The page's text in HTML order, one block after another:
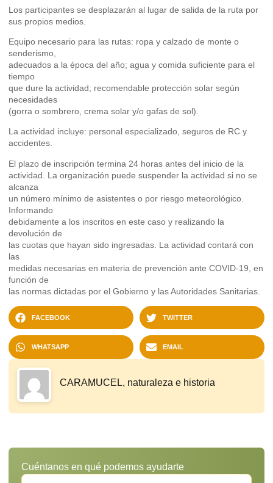
Los participantes se desplazarán al lugar de salida de la ruta por
sus propios medios.
Equipo necesario para las rutas: ropa y calzado de monte o
senderismo,
adecuados a la época del año; agua y comida suficiente para el
tiempo
que dure la actividad; recomendable protección solar según
necesidades
(gorra o sombrero, crema solar y/o gafas de sol).
La actividad incluye: personal especializado, seguros de RC y
accidentes.
El plazo de inscripción termina 24 horas antes del inicio de la
actividad. La organización puede suspender la actividad si no se
alcanza
un número mínimo de asistentes o por riesgo meteorológico.
Informando
debidamente a los inscritos en este caso y realizando la
devolución de
las cuotas que hayan sido ingresadas. La actividad contará con
las
medidas necesarias en materia de prevención ante COVID-19, en
función de
las normas dictadas por el Gobierno y las Autoridades Sanitarias.
FACEBOOK TWITTER
WHATSAPP EMAIL
CARAMUCEL, naturaleza e historia
Cuéntanos en qué podemos ayudarte